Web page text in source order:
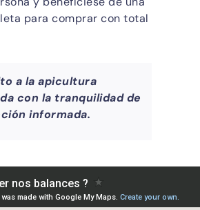
para comprar con total
a la apicultura
con la tranquilidad de
informada.